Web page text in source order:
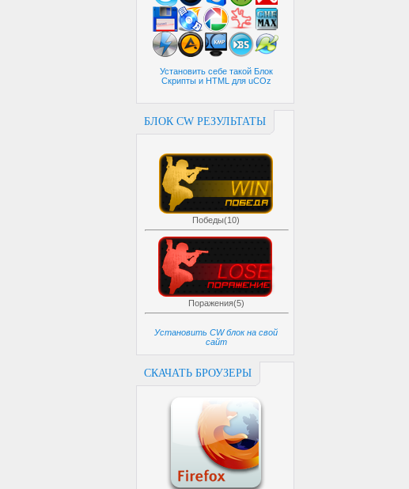
Установить себе такой Блок
Скрипты и HTML для uCOz
БЛОК CW РЕЗУЛЬТАТЫ
Победы(10)
Поражения(5)
Установить CW блок на свой
сайт
СКАЧАТЬ БРОУЗЕРЫ